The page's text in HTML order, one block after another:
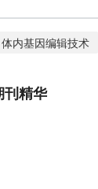
体内基因编辑技术
性别差异
精华